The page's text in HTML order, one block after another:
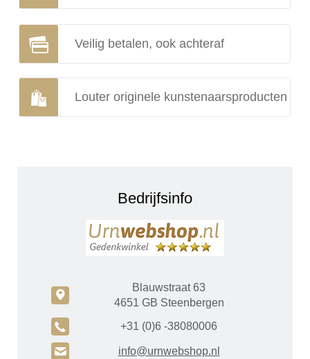
Veilig betalen, ook achteraf
Louter originele kunstenaarsproducten
Bedrijfsinfo
c
Blauwstraat 63
4651 GB Steenbergen
A +31 (0)6 -38080006
H info@urnwebshop.nl